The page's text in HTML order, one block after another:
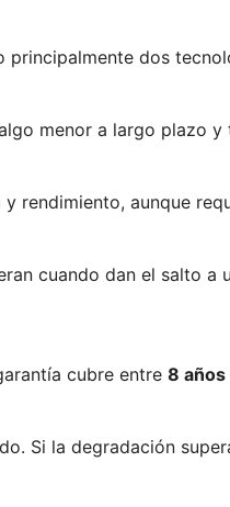
principalmente dos
menor a largo plazo
rendimiento, aunque
cuando dan el salto a
cubre entre 8
Si la degradación